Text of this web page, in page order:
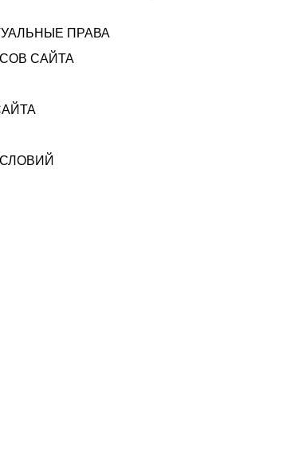
ПРАВА
САЙТА